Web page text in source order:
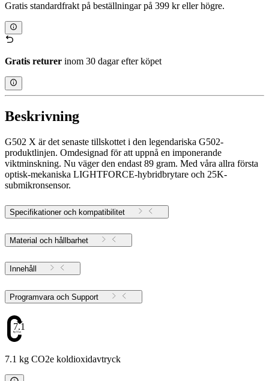
Gratis standardfrakt på beställningar på 399 kr eller högre.
Gratis returer inom 30 dagar efter köpet
Beskrivning
G502 X är det senaste tillskottet i den legendariska G502-
produktlinjen. Omdesignad för att uppnå en imponerande
viktminskning. Nu väger den endast 89 gram. Med våra allra första
optisk-mekaniska LIGHTFORCE-hybridbrytare och 25K-
submikronsensor.
Specifikationer och kompatibilitet
Material och hållbarhet
Innehåll
Programvara och Support
7.1
7.1 kg CO2e koldioxidavtryck